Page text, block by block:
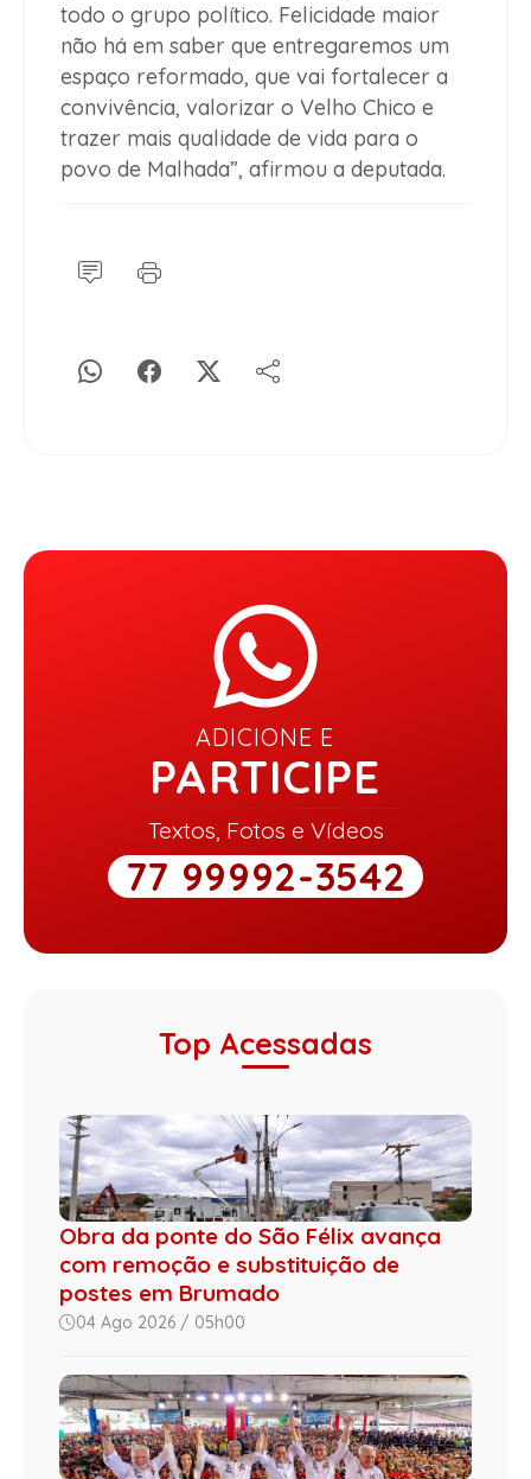
todo o grupo político. Felicidade maior
não há em saber que entregaremos um
espaço reformado, que vai fortalecer a
convivência, valorizar o Velho Chico e
trazer mais qualidade de vida para o
povo de Malhada”, afirmou a deputada.
ADICIONE E
PARTICIPE
Textos, Fotos e Vídeos
77 99992-3542
Top Acessadas
Obra da ponte do São Félix avança
com remoção e substituição de
postes em Brumado
04 Ago 2026 / 05h00